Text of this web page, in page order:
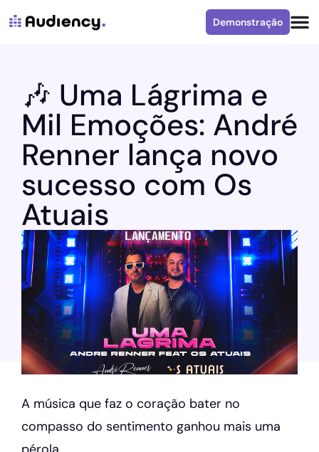
Demonstração
🎶 Uma Lágrima e
Mil Emoções: André
Renner lança novo
sucesso com Os
Atuais
A música que faz o coração bater no
compasso do sentimento ganhou mais uma